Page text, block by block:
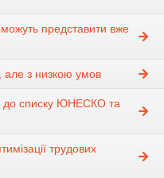
представити вже
але з низкою умов
до списку ЮНЕСКО та
трудових